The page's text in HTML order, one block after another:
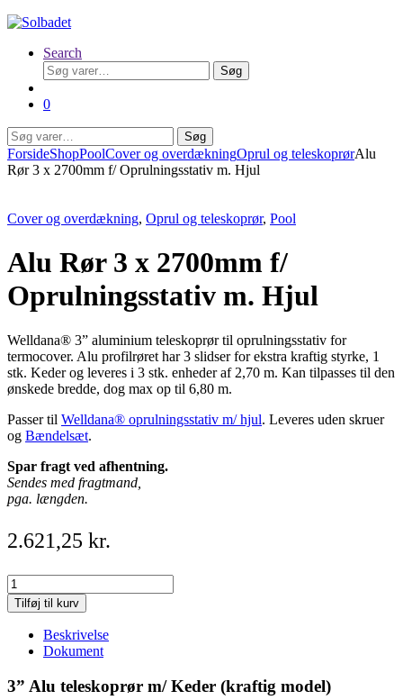
Search
Søg
efter:
Søg
0
Søg
efter:
Søg
ForsideShopPoolCover og overdækningOprul og teleskoprørAlu
Rør 3 x 2700mm f/ Oprulningsstativ m. Hjul
Cover og overdækning, Oprul og teleskoprør, Pool
Alu Rør 3 x 2700mm f/
Oprulningsstativ m. Hjul
Welldana® 3” aluminium teleskoprør til oprulningsstativ for
termocover. Alu profilrøret har 3 slidser for ekstra kraftig styrke, 1
stk. Keder og leveres i 3 stk. enheder af 2,70 m. Kan tilpasses til den
ønskede bredde, dog max op til 6,80 m.
Passer til Welldana® oprulningsstativ m/ hjul. Leveres uden skruer
og Bændelsæt.
Spar fragt ved afhentning.
Sendes med fragtmand,
pga. længden.
2.621,25 kr.
Alu
Rør
3
2700mm
Oprulningsstativ
m.
Tilføj til kurv
Beskrivelse
Dokument
3” Alu teleskoprør m/ Keder (kraftig model)